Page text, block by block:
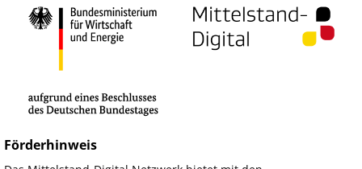
Förderhinweis